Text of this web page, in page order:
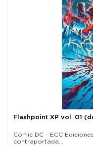
además de detalles
se muestran en las
marco y el escape.
Flashpoint XP vol. 01
Cómic DC - ECC
contraportada...